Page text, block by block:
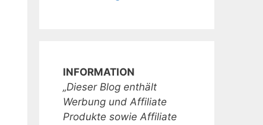
INFORMATION
„Dieser Blog enthält
Werbung und Affiliate
Produkte sowie Affiliate